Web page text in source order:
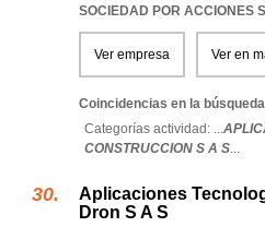
SOCIEDAD POR ACCIONES
Ver empresa Ver en
Coincidencias en la
Categorías actividad: ...
CONSTRUCCION S A S...
Aplicaciones
Dron S A S